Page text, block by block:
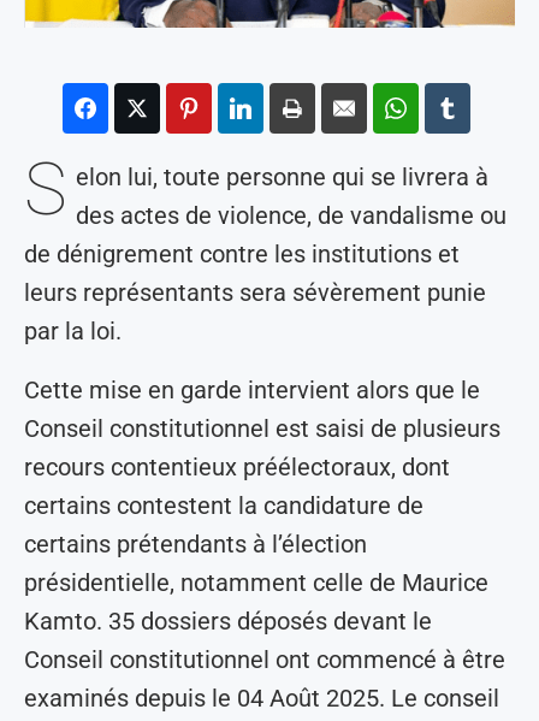
S elon lui, toute personne qui se livrera à
des actes de violence, de vandalisme ou
de dénigrement contre les institutions et
leurs représentants sera sévèrement punie
par la loi.
Cette mise en garde intervient alors que le
Conseil constitutionnel est saisi de plusieurs
recours contentieux préélectoraux, dont
certains contestent la candidature de
certains prétendants à l’élection
présidentielle, notamment celle de Maurice
Kamto. 35 dossiers déposés devant le
Conseil constitutionnel ont commencé à être
examinés depuis le 04 Août 2025. Le conseil